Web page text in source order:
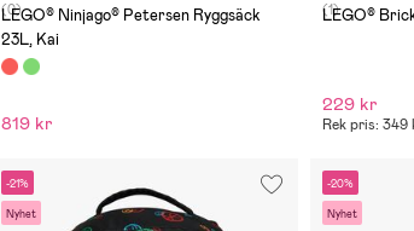
(0)
LEGO® Ninjago® Petersen Ryggsäck
23L, Kai
819 kr
(1)
229 kr
Rek pris: 349
-21%
Nyhet
-20%
Nyhet